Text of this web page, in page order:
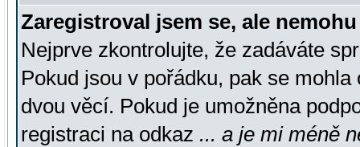
Zaregistroval jsem se, ale
Nejprve zkontrolujte, že zadáváte
Pokud jsou v pořádku, pak se
dvou věcí. Pokud je umožněna
registraci na odkaz ... a je mi méně